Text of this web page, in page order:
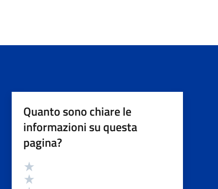
Quanto sono chiare le
informazioni su questa
pagina?
Valutazione